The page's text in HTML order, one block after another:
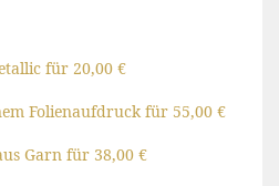
für 20,00 €
Folienaufdruck für 55,00 €
Garn für 38,00 €